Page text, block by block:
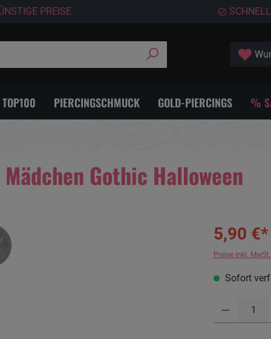
PREISE
PIERCINGSCHMUCK GOLD-PIERCINGS %
Gothic Halloween
5,90 €*
Preise inkl.
Sofort